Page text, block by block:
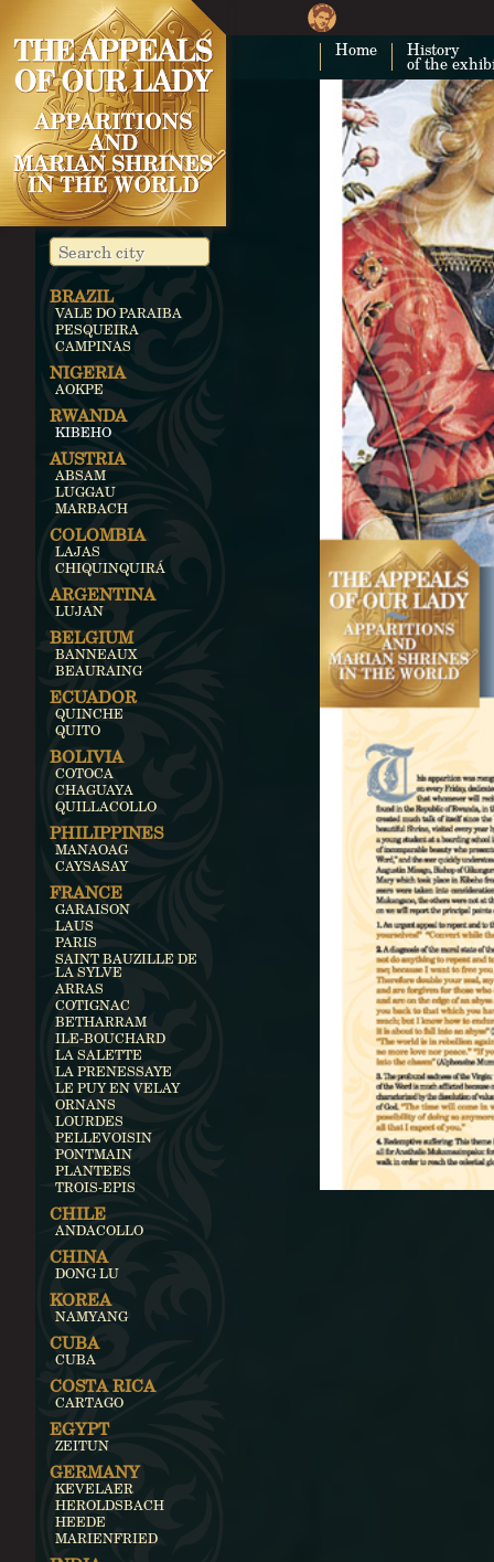
Home History
of the
BRAZIL
VALE DO PARAIBA
PESQUEIRA
CAMPINAS
NIGERIA
AOKPE
RWANDA
KIBEHO
AUSTRIA
ABSAM
LUGGAU
MARBACH
COLOMBIA
LAJAS
CHIQUINQUIRÁ
ARGENTINA
LUJAN
BELGIUM
BANNEAUX
BEAURAING
ECUADOR
QUINCHE
QUITO
BOLIVIA
COTOCA
CHAGUAYA
QUILLACOLLO
PHILIPPINES
MANAOAG
CAYSASAY
FRANCE
GARAISON
LAUS
PARIS
SAINT BAUZILLE DE
LA SYLVE
ARRAS
COTIGNAC
BETHARRAM
ILE-BOUCHARD
LA SALETTE
LA PRENESSAYE
LE PUY EN VELAY
ORNANS
LOURDES
PELLEVOISIN
PONTMAIN
PLANTEES
TROIS-EPIS
CHILE
ANDACOLLO
CHINA
DONG LU
KOREA
NAMYANG
CUBA
CUBA
COSTA RICA
CARTAGO
EGYPT
ZEITUN
GERMANY
KEVELAER
HEROLDSBACH
HEEDE
MARIENFRIED